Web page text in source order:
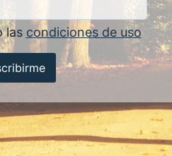
las condiciones de uso